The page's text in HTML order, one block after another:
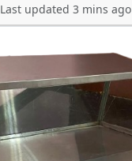
Last updated 3 mins ago